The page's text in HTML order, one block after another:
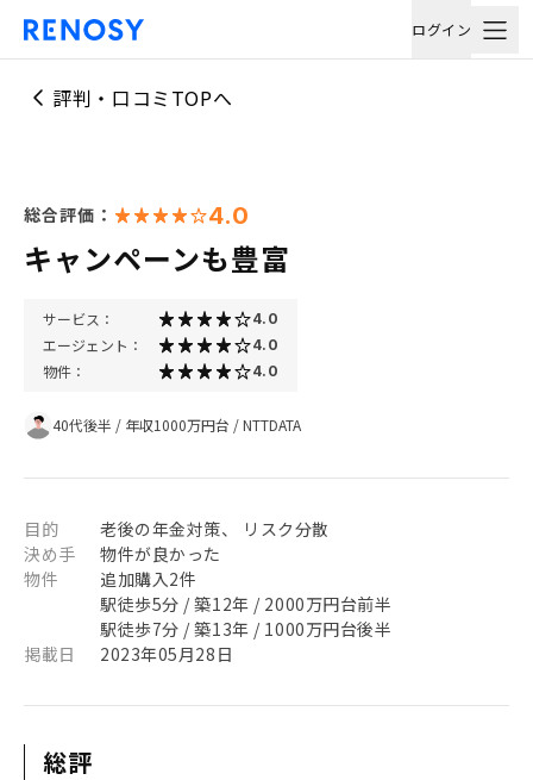
ログイン
評判・口コミTOPへ
総合評価： 4.0
キャンペーンも豊富
サービス： 4.0
エージェント： 4.0
物件： 4.0
40代後半 / 年収1000万円台 /NTTDATA
目的
老後の年金対策、 リスク分散
決め手
物件が良かった
物件
追加購入2件
駅徒歩5分 / 築12年 / 2000万円台前半
駅徒歩7分 / 築13年 / 1000万円台後半
掲載日
2023年05月28日
総評